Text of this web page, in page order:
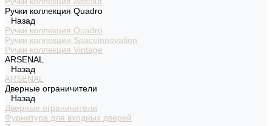
Ручки коллекция Quadro
Назад
Ручки коллекция Quadro
Ручки коллекции Spaceinnovation
Ручки коллекция Vintage
ARSENAL
Назад
ARSENAL
Дверные ограничители
Назад
Дверные ограничители
Фурнитура для входных дверей